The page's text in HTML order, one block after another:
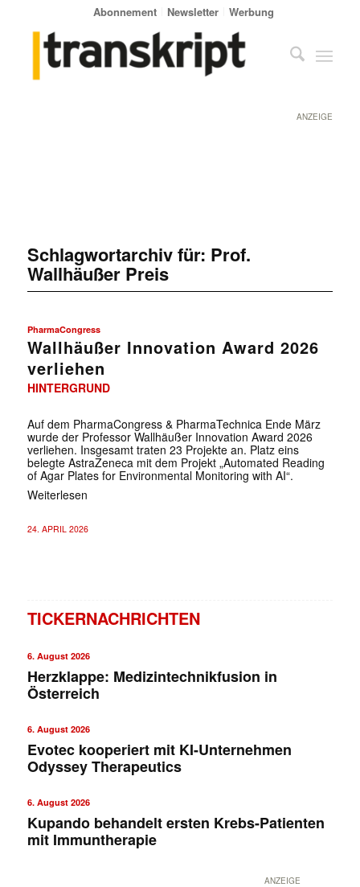
Abonnement Newsletter Werbung
ANZEIGE
Schlagwortarchiv für: Prof.
Wallhäußer Preis
PharmaCongress
Wallhäußer Innovation Award 2026
verliehen
HINTERGRUND
Auf dem PharmaCongress & PharmaTechnica Ende März
wurde der Professor Wallhäußer Innovation Award 2026
verliehen. Insgesamt traten 23 Projekte an. Platz eins
belegte AstraZeneca mit dem Projekt „Automated Reading
of Agar Plates for Environmental Monitoring with AI“.
Weiterlesen
24. APRIL 2026
TICKERNACHRICHTEN
6. August 2026
Herzklappe: Medizintechnikfusion in
Österreich
6. August 2026
Evotec kooperiert mit KI-Unternehmen
Odyssey Therapeutics
6. August 2026
Kupando behandelt ersten Krebs-Patienten
mit Immuntherapie
ANZEIGE